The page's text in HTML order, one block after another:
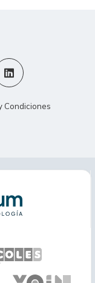
Condiciones